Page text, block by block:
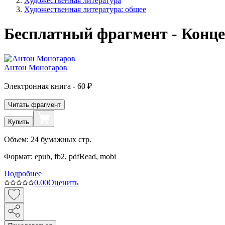
Художественная литература: общее
Бесплатный фрагмент -
Антон Моногаров
Электронная книга - 60 ₽
Читать фрагмент
Купить
Объем: 24 бумажных стр.
Формат: epub, fb2, pdfRead, mobi
Подробнее
0.00Оценить